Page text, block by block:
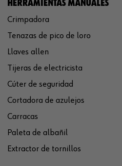
HERRAMIENTAS MANUALES
Crimpadora
Tenazas de pico de loro
Llaves allen
Tijeras de electricista
Cúter de seguridad
Cortadora de azulejos
Carracas
Paleta de albañil
Extractor de tornillos